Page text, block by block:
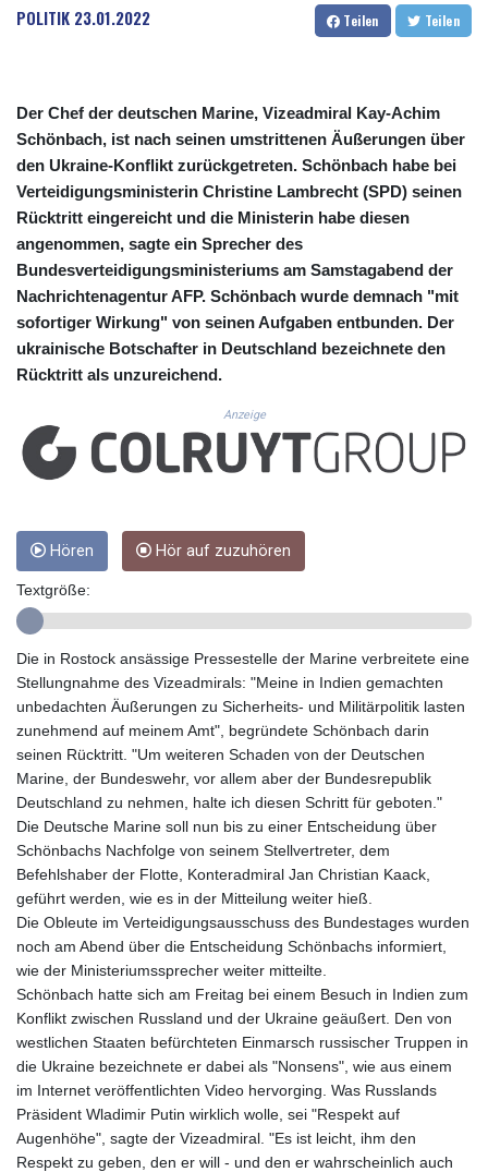
CUC 1.156136
CUP 30.637594
DKK 7.477932
DOP 67.289164
DZD 152.967099
EGP 57.380687
ERN 17.342035
ETB 186.049588
FJD 2.553384
FKP 0.857252
GBP 0.858527
GEL 3.017966
GIP 0.857252
GMD 84.980421
GNF 10123.874202
HKD 9.067746
HNL 30.895616
HUF 363.096405
IDR 20580.370421
ILS 3.468234
IMP 0.857252
INR 110.076256
IQD 1509.981237
1590322.371805
ISK 142.598215
JEP 0.857252
JMD 183.057725
JOD 0.819746
JPY 182.445186
KES 149.158147
KGS 101.104505
KHR 4681.941823
KMF 492.514185
KRW 1627.677557
KWD 0.356853
KYD 0.960588
KZT 540.233287
LAK 26025.676609
LBP
POLITIK 23.01.2022 Teilen Teilen
Der Chef der deutschen Marine, Vizeadmiral Kay-Achim
Schönbach, ist nach seinen umstrittenen Äußerungen über
den Ukraine-Konflikt zurückgetreten. Schönbach habe bei
Verteidigungsministerin Christine Lambrecht (SPD) seinen
Rücktritt eingereicht und die Ministerin habe diesen
angenommen, sagte ein Sprecher des
Bundesverteidigungsministeriums am Samstagabend der
Nachrichtenagentur AFP. Schönbach wurde demnach "mit
sofortiger Wirkung" von seinen Aufgaben entbunden. Der
ukrainische Botschafter in Deutschland bezeichnete den
Rücktritt als unzureichend.
Anzeige
Hören Hör auf zuzuhören
Textgröße:
Die in Rostock ansässige Pressestelle der Marine verbreitete eine
Stellungnahme des Vizeadmirals: "Meine in Indien gemachten
unbedachten Äußerungen zu Sicherheits- und Militärpolitik lasten
zunehmend auf meinem Amt", begründete Schönbach darin
seinen Rücktritt. "Um weiteren Schaden von der Deutschen
Marine, der Bundeswehr, vor allem aber der Bundesrepublik
Deutschland zu nehmen, halte ich diesen Schritt für geboten."
Die Deutsche Marine soll nun bis zu einer Entscheidung über
Schönbachs Nachfolge von seinem Stellvertreter, dem
Befehlshaber der Flotte, Konteradmiral Jan Christian Kaack,
geführt werden, wie es in der Mitteilung weiter hieß.
Die Obleute im Verteidigungsausschuss des Bundestages wurden
noch am Abend über die Entscheidung Schönbachs informiert,
wie der Ministeriumssprecher weiter mitteilte.
Schönbach hatte sich am Freitag bei einem Besuch in Indien zum
Konflikt zwischen Russland und der Ukraine geäußert. Den von
westlichen Staaten befürchteten Einmarsch russischer Truppen in
die Ukraine bezeichnete er dabei als "Nonsens", wie aus einem
im Internet veröffentlichten Video hervorging. Was Russlands
Präsident Wladimir Putin wirklich wolle, sei "Respekt auf
Augenhöhe", sagte der Vizeadmiral. "Es ist leicht, ihm den
Respekt zu geben, den er will - und den er wahrscheinlich auch